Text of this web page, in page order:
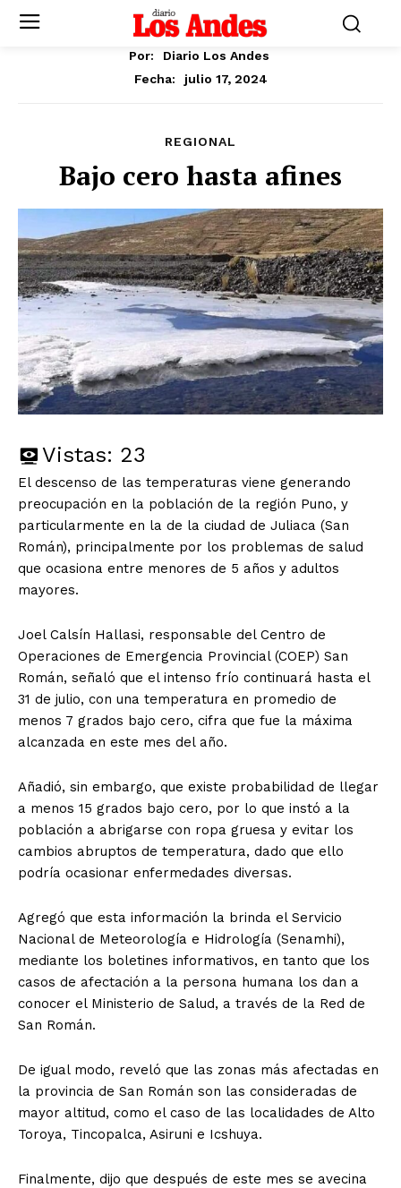
Por:
Diario Los Andes
Fecha:
julio 17, 2024
REGIONAL
Bajo cero hasta afines
Vistas: 23
El descenso de las temperaturas viene generando
preocupación en la población de la región Puno, y
particularmente en la de la ciudad de Juliaca (San
Román), principalmente por los problemas de salud
que ocasiona entre menores de 5 años y adultos
mayores.
Joel Calsín Hallasi, responsable del Centro de
Operaciones de Emergencia Provincial (COEP) San
Román, señaló que el intenso frío continuará hasta el
31 de julio, con una temperatura en promedio de
menos 7 grados bajo cero, cifra que fue la máxima
alcanzada en este mes del año.
Añadió, sin embargo, que existe probabilidad de llegar
a menos 15 grados bajo cero, por lo que instó a la
población a abrigarse con ropa gruesa y evitar los
cambios abruptos de temperatura, dado que ello
podría ocasionar enfermedades diversas.
Agregó que esta información la brinda el Servicio
Nacional de Meteorología e Hidrología (Senamhi),
mediante los boletines informativos, en tanto que los
casos de afectación a la persona humana los dan a
conocer el Ministerio de Salud, a través de la Red de
San Román.
De igual modo, reveló que las zonas más afectadas en
la provincia de San Román son las consideradas de
mayor altitud, como el caso de las localidades de Alto
Toroya, Tincopalca, Asiruni e Icshuya.
Finalmente, dijo que después de este mes se avecina